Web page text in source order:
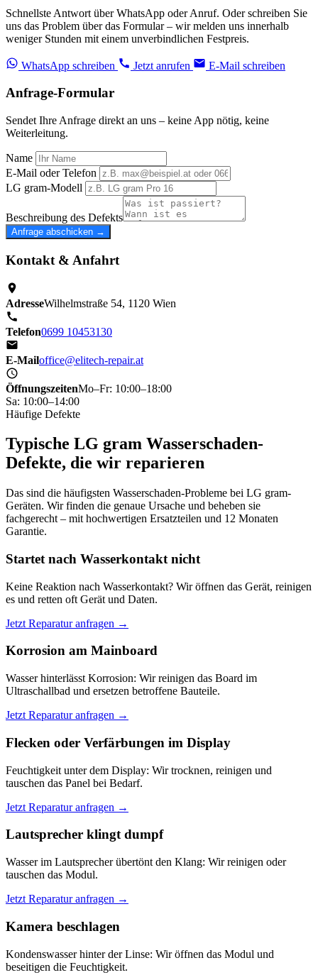
Schnellste Antwort über WhatsApp oder Anruf. Oder schreiben Sie
uns das Problem über das Formular – wir melden uns innerhalb
weniger Stunden mit einem unverbindlichen Festpreis.
WhatsApp schreiben Jetzt anrufen E-Mail schreiben
Anfrage-Formular
Sendet Ihre Anfrage direkt an uns – keine App nötig, keine
Weiterleitung.
Name
E-Mail oder Telefon
LG gram-Modell
Beschreibung des Defekts
Anfrage abschicken →
Kontakt & Anfahrt
AdresseWilhelmstraße 54, 1120 Wien
Telefon0699 10453130
E-Mailoffice@elitech-repair.at
ÖffnungszeitenMo–Fr: 10:00–18:00
Sa: 10:00–14:00
Häufige Defekte
Typische LG gram Wasserschaden-
Defekte, die wir reparieren
Das sind die häufigsten Wasserschaden-Probleme bei LG gram-
Geräten. Wir finden die genaue Ursache und beheben sie
fachgerecht – mit hochwertigen Ersatzteilen und 12 Monaten
Garantie.
Startet nach Wasserkontakt nicht
Keine Reaktion nach Wasserkontakt? Wir öffnen das Gerät, reinigen
es und retten oft Gerät und Daten.
Jetzt Reparatur anfragen →
Korrosion am Mainboard
Wasser hinterlässt Korrosion: Wir reinigen das Board im
Ultraschallbad und ersetzen betroffene Bauteile.
Jetzt Reparatur anfragen →
Flecken oder Verfärbungen im Display
Feuchtigkeit unter dem Display: Wir trocknen, reinigen und
tauschen das Panel bei Bedarf.
Jetzt Reparatur anfragen →
Lautsprecher klingt dumpf
Wasser im Lautsprecher übertönt den Klang: Wir reinigen oder
tauschen das Modul.
Jetzt Reparatur anfragen →
Kamera beschlagen
Kondenswasser hinter der Linse: Wir öffnen das Modul und
beseitigen die Feuchtigkeit.